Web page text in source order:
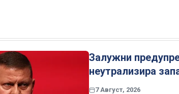
Залужни
неутрализира
7 Август, 2026